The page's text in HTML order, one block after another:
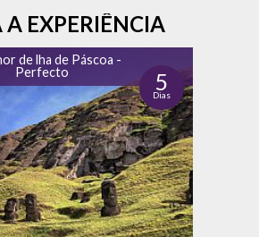
A EXPERIÊNCIA
de lha de Páscoa -
Perfecto
5
Dias